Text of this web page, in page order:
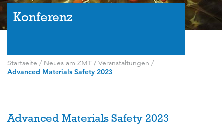
Konferenz
Startseite / Neues am ZMT / Veranstaltungen /
Advanced Materials Safety 2023
Advanced Materials Safety 2023